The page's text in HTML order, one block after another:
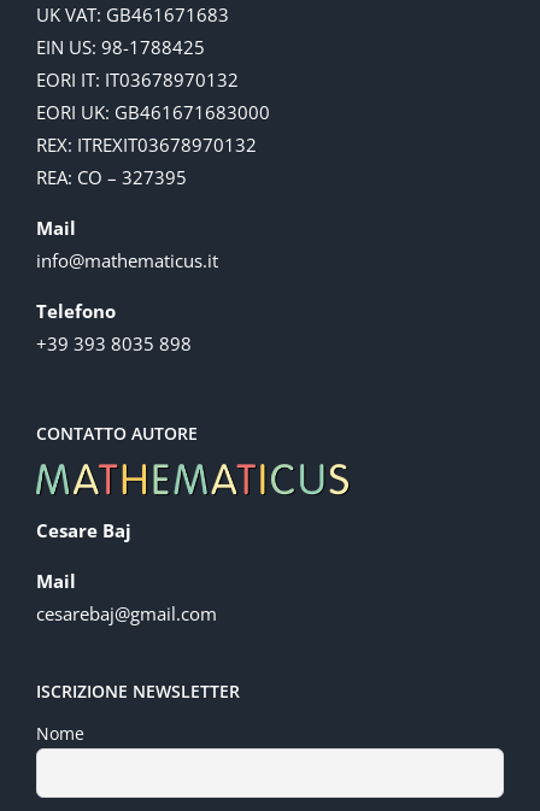
UK VAT: GB461671683
EIN US: 98-1788425
EORI IT: IT03678970132
EORI UK: GB461671683000
REX: ITREXIT03678970132
REA: CO – 327395
Mail
info@mathematicus.it
Telefono
+39 393 8035 898
CONTATTO AUTORE
Cesare Baj
Mail
cesarebaj@gmail.com
ISCRIZIONE NEWSLETTER
Nome